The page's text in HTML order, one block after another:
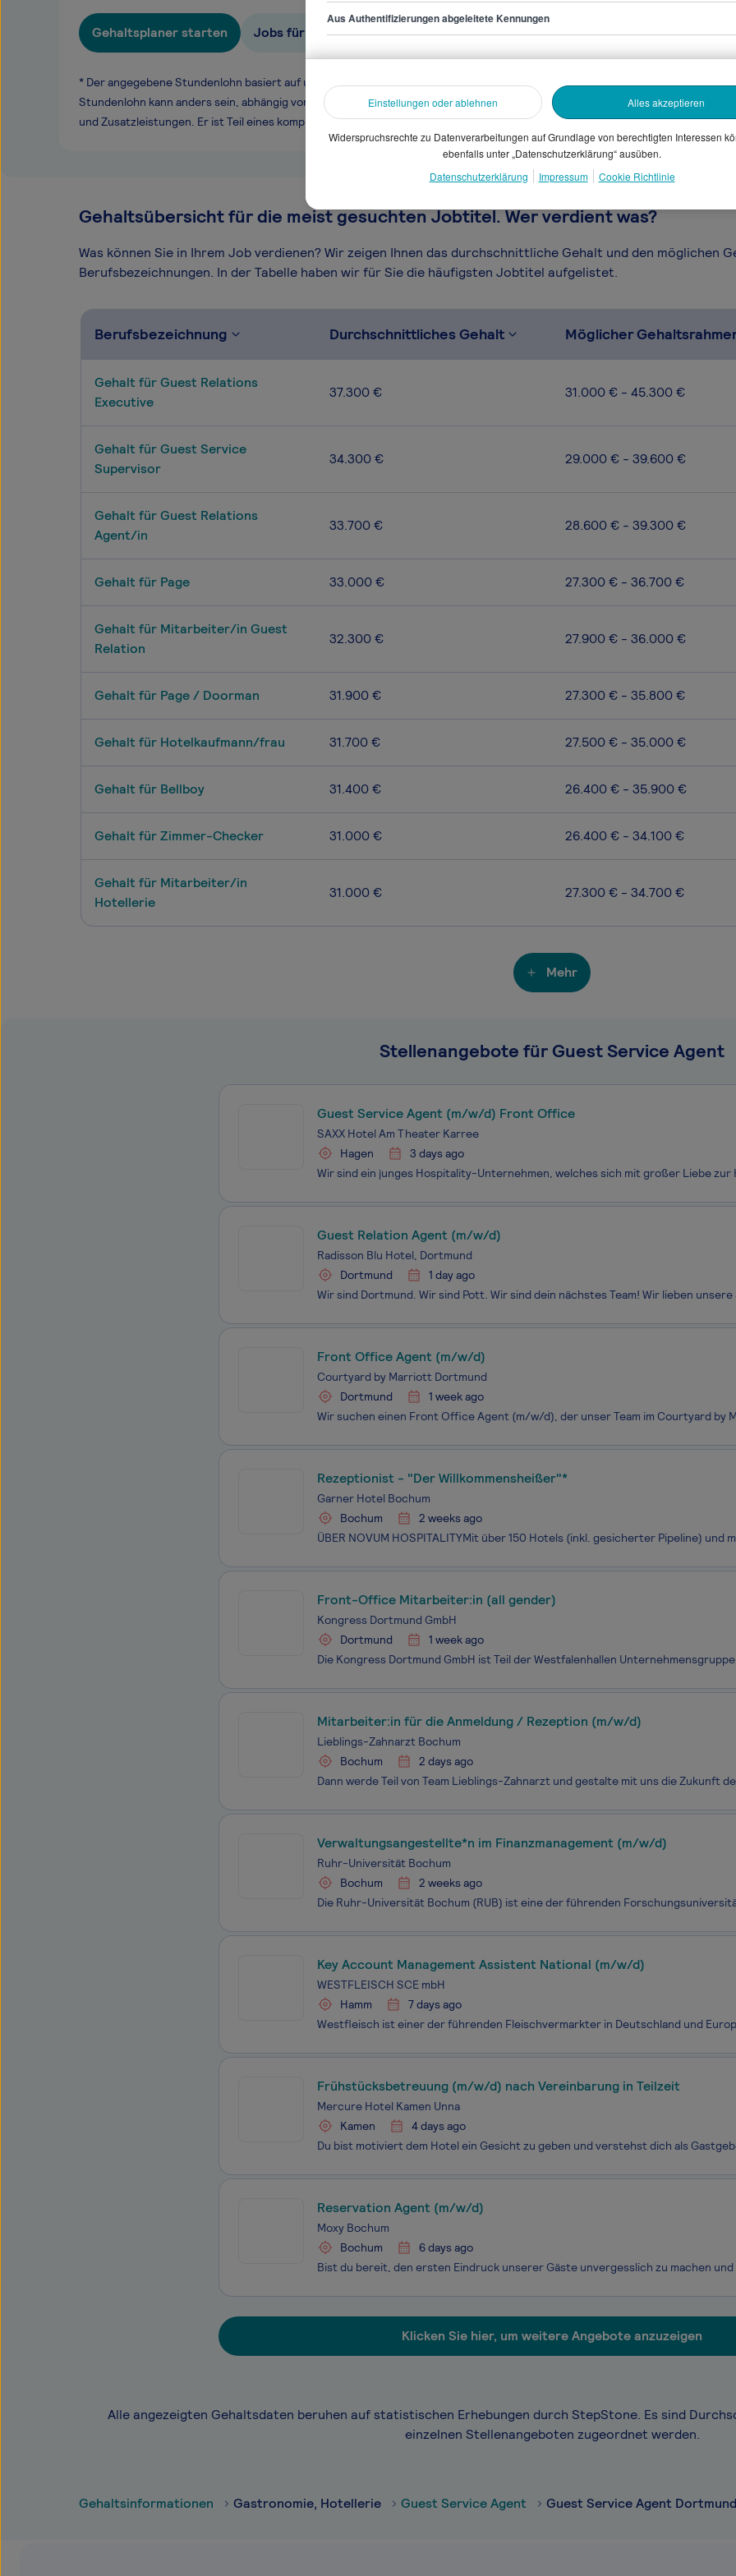
Gehaltsplaner starten Jobs für Guest Service Agent
* Der angegebene Stundenlohn basiert auf unseren gesammelten Daten. Dein
Stundenlohn kann anders sein, abhängig von Überstunden, Branche, Selbstständigkeit
und Zusatzleistungen. Er ist Teil eines komplexen Vergütungssystems.
Gehaltsübersicht für die meist gesuchten Jobtitel. Wer verdient was?
Was können Sie in Ihrem Job verdienen? Wir zeigen Ihnen das durchschnittliche Gehalt und den möglichen
Berufsbezeichnungen. In der Tabelle haben wir für Sie die häufigsten Jobtitel aufgelistet.
Berufsbezeichnung Durchschnittliches Gehalt Möglicher
Gehalt für Guest Relations
Executive
37.300 € 31.000 € - 45.300 €
Gehalt für Guest Service
Supervisor
34.300 € 29.000 € - 39.600 €
Gehalt für Guest Relations
Agent/in
33.700 € 28.600 € - 39.300 €
Gehalt für Page 33.000 € 27.300 € - 36.700 €
Gehalt für Mitarbeiter/in Guest
Relation
32.300 € 27.900 € - 36.000 €
Gehalt für Page / Doorman 31.900 € 27.300 € - 35.800 €
Gehalt für Hotelkaufmann/frau 31.700 € 27.500 € - 35.000 €
Gehalt für Bellboy 31.400 € 26.400 € - 35.900 €
Gehalt für Zimmer-Checker 31.000 € 26.400 € - 34.100 €
Gehalt für Mitarbeiter/in
Hotellerie
31.000 € 27.300 € - 34.700 €
Mehr
Stellenangebote für Guest Service Agent
Guest Service Agent (m/w/d) Front Office
SAXX Hotel Am Theater Karree
Hagen
3 days ago
Guest Relation Agent (m/w/d)
Radisson Blu Hotel, Dortmund
Dortmund
1 day ago
Front Office Agent (m/w/d)
Courtyard by Marriott Dortmund
Dortmund
1 week ago
Rezeptionist - "Der Willkommensheißer"*
Garner Hotel Bochum
Bochum
2 weeks ago
Front-Office Mitarbeiter:in (all gender)
Kongress Dortmund GmbH
Dortmund
1 week ago
Mitarbeiter:in für die Anmeldung / Rezeption (m/w/d)
Lieblings-Zahnarzt Bochum
Bochum
2 days ago
Verwaltungsangestellte*n im Finanzmanagement (m/w/d)
Ruhr-Universität Bochum
Bochum
2 weeks ago
Key Account Management Assistent National (m/w/d)
WESTFLEISCH SCE mbH
Hamm
7 days ago
Frühstücksbetreuung (m/w/d) nach Vereinbarung in Teilzeit
Mercure Hotel Kamen Unna
Kamen
4 days ago
Reservation Agent (m/w/d)
Moxy Bochum
Bochum
6 days ago
Klicken Sie hier, um weitere Angebote anzuzeigen
Alle angezeigten Gehaltsdaten beruhen auf statistischen Erhebungen durch StepStone. Es sind
einzelnen Stellenangeboten zugeordnet werden.
Gehaltsinformationen Gastronomie, Hotellerie Guest Service Agent Guest Service Agent Dortmund
Aus Authentifizierungen abgeleitete Kennungen
Einstellungen oder ablehnen Alles akzeptieren
Widerspruchsrechte zu Datenverarbeitungen auf Grundlage von berechtigten Interessen
ebenfalls unter „Datenschutzerklärung“ ausüben.
Datenschutzerklärung
Impressum Cookie Richtlinie